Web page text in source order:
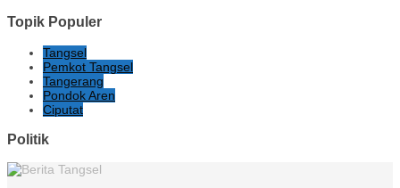
Topik Populer
Tangsel
Pemkot Tangsel
Tangerang
Pondok Aren
Ciputat
Politik